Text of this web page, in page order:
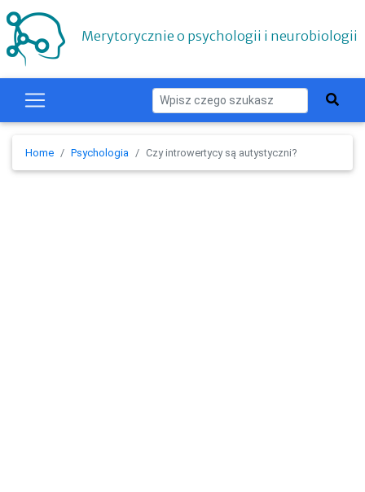
Merytorycznie o psychologii i neurobiologii
Home Psychologia Czy introwertycy są autystyczni?